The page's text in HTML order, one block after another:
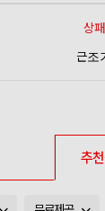
상패
근조
추